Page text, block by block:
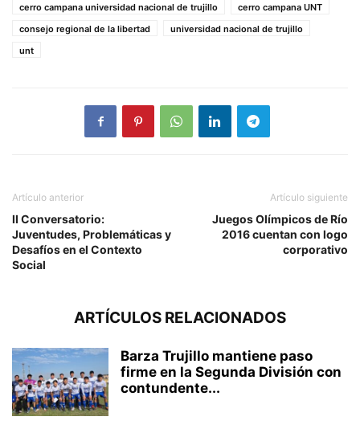
cerro campana universidad nacional de trujillo
cerro campana UNT
consejo regional de la libertad
universidad nacional de trujillo
unt
Artículo anterior
II Conversatorio:
Juventudes, Problemáticas y
Desafíos en el Contexto
Social
Artículo siguiente
Juegos Olímpicos de Río
2016 cuentan con logo
corporativo
ARTÍCULOS RELACIONADOS
Barza Trujillo mantiene paso
firme en la Segunda División con
contundente...